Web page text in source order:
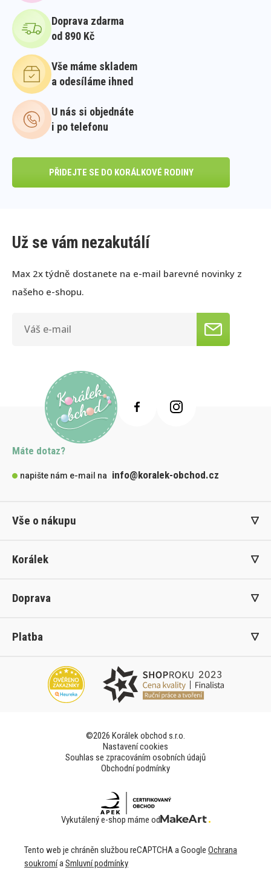
Doprava zdarma
od 890 Kč
Vše máme skladem
a odesíláme ihned
U nás si objednáte
i po telefonu
PŘIDEJTE SE DO KORÁLKOVÉ RODINY
Už se vám nezakutálí
Max 2x týdně dostanete na e-mail barevné novinky z
našeho e-shopu.
Máte dotaz?
napište nám e-mail na info@koralek-obchod.cz
Vše o nákupu
Korálek
Doprava
Platba
©2026 Korálek obchod s.r.o.
Nastavení cookies
Souhlas se zpracováním osobních údajů
Obchodní podmínky
Vykutálený e-shop máme od
Tento web je chráněn službou reCAPTCHA a Google Ochrana
soukromía Smluvní podmínky